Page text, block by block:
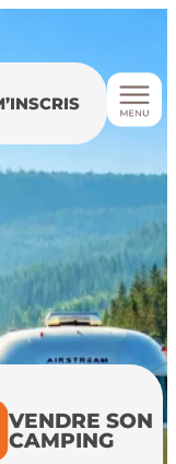
VENDRE SON
CAMPING